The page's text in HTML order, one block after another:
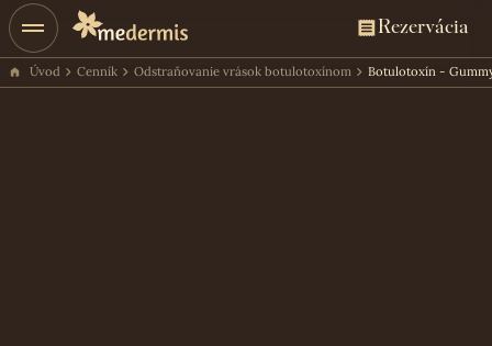
Rezervácia
Úvod Cenník Odstraňovanie vrások botulotoxínom Botulotoxín -